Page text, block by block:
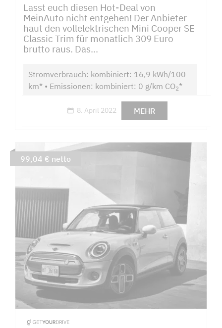
Lasst euch diesen Hot-Deal von
MeinAuto nicht entgehen! Der Anbieter
haut den vollelektrischen Mini Cooper SE
Classic Trim für monatlich 309 Euro
brutto raus. Das...
Stromverbrauch: kombiniert: 16,9 kWh/100
km* • Emissionen: kombiniert: 0 g/km CO2*
8. April 2022 MEHR
99,04 € netto